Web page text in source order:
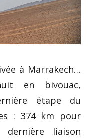
à Marrakech…
en bivouac,
étape du
: 374 km pour
dernière liaison